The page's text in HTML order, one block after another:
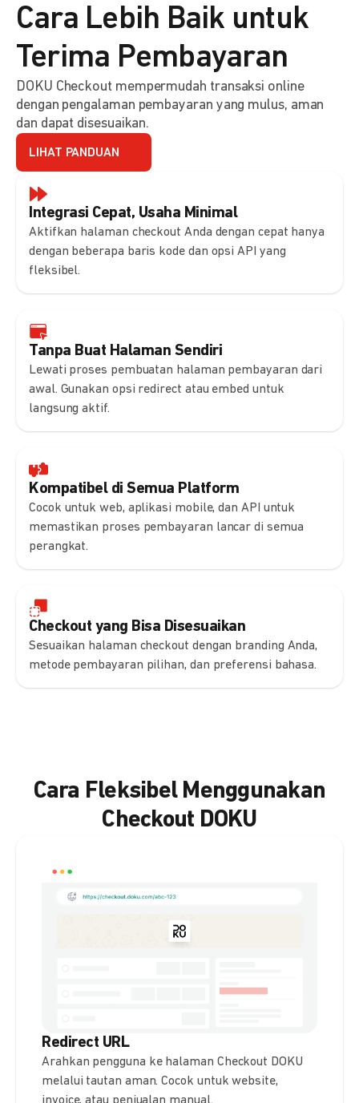
Integrasi Cepat, Usaha Minimal
Aktifkan halaman checkout Anda dengan cepat hanya
dengan beberapa baris kode dan opsi API yang
fleksibel.
Tanpa Buat Halaman Sendiri
Lewati proses pembuatan halaman pembayaran dari
awal. Gunakan opsi redirect atau embed untuk
langsung aktif.
Kompatibel di Semua Platform
Cocok untuk web, aplikasi mobile, dan API untuk
memastikan proses pembayaran lancar di semua
perangkat.
Checkout yang Bisa Disesuaikan
Sesuaikan halaman checkout dengan branding Anda,
metode pembayaran pilihan, dan preferensi bahasa.
Cara Lebih Baik untuk
Terima Pembayaran
DOKU Checkout mempermudah transaksi online
dengan pengalaman pembayaran yang mulus, aman
dan dapat disesuaikan.
LIHAT PANDUAN
Cara Fleksibel Menggunakan
Checkout DOKU
Redirect URL
Arahkan pengguna ke halaman Checkout DOKU
melalui tautan aman. Cocok untuk website,